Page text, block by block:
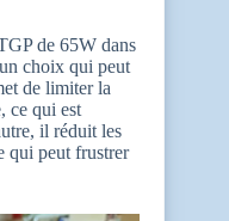
de 65W dans
choix qui peut
de limiter la
ce qui est
il réduit les
qui peut frustrer